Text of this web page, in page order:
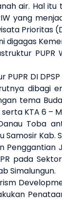
air. Hal
yang
Prioritas
digagas
DI
dibagi
tema
KTA 6 –
Toba
Kab.
pada
Simalungun.